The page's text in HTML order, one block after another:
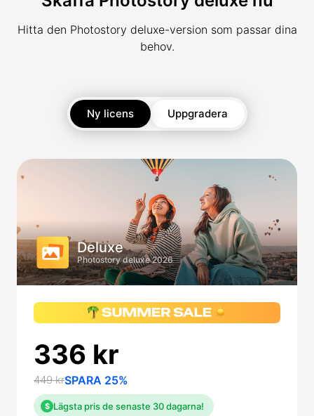
Hitta den Photostory deluxe-version som passar dina
behov.
Ny licens Uppgradera
Deluxe
Photostory deluxe 2026
336 kr
449 krSPARA 25%
$ Lägsta pris de senaste 30 dagarna!